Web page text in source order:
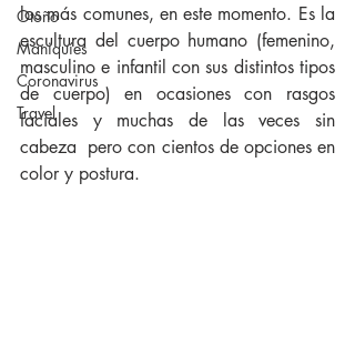
Otoño
Maniquíes
Coronavirus
Travel
los más comunes, en este momento. Es la
escultura del cuerpo humano (femenino,
masculino e infantil con sus distintos tipos
de cuerpo) en ocasiones con rasgos
faciales y muchas de las veces sin
cabeza  pero con cientos de opciones en
color y postura.